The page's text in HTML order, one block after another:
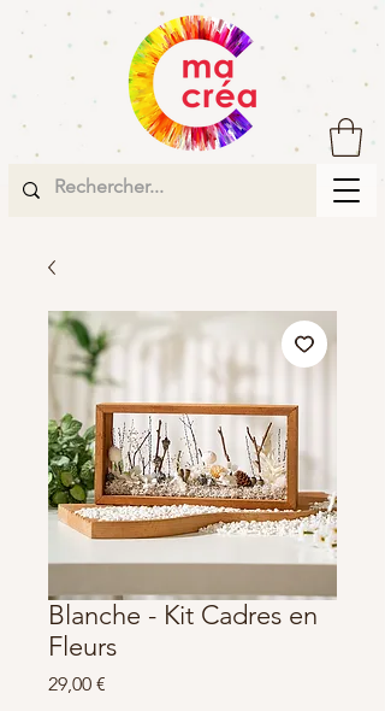
Blanche - Kit Cadres en
Fleurs
29,00 €